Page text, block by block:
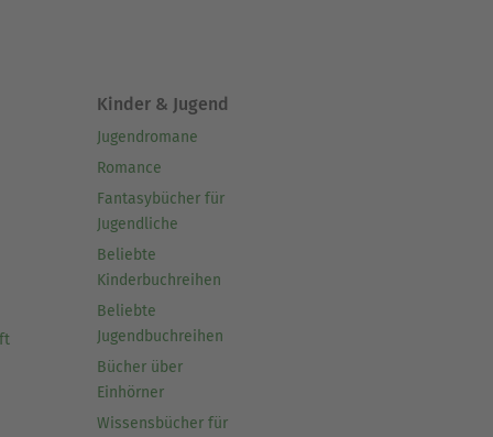
Kinder & Jugend
Jugendromane
Romance
Fantasybücher für
Jugendliche
Beliebte
Kinderbuchreihen
Beliebte
Jugendbuchreihen
Bücher über
Einhörner
Wissensbücher für